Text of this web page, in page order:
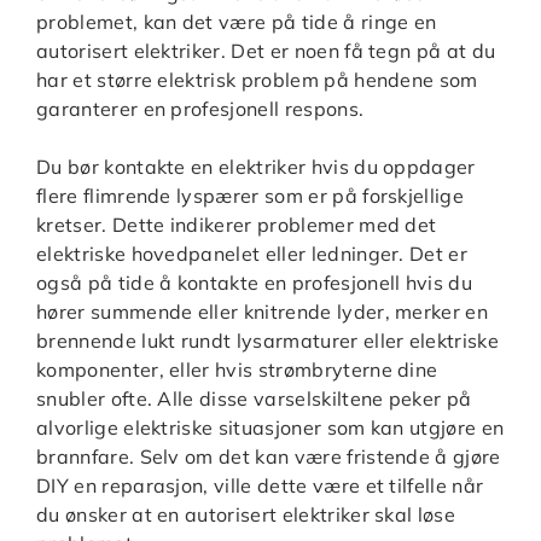
problemet, kan det være på tide å ringe en
autorisert elektriker. Det er noen få tegn på at du
har et større elektrisk problem på hendene som
garanterer en profesjonell respons.
Du bør kontakte en elektriker hvis du oppdager
flere flimrende lyspærer som er på forskjellige
kretser. Dette indikerer problemer med det
elektriske hovedpanelet eller ledninger. Det er
også på tide å kontakte en profesjonell hvis du
hører summende eller knitrende lyder, merker en
brennende lukt rundt lysarmaturer eller elektriske
komponenter, eller hvis strømbryterne dine
snubler ofte. Alle disse varselskiltene peker på
alvorlige elektriske situasjoner som kan utgjøre en
brannfare. Selv om det kan være fristende å gjøre
DIY en reparasjon, ville dette være et tilfelle når
du ønsker at en autorisert elektriker skal løse